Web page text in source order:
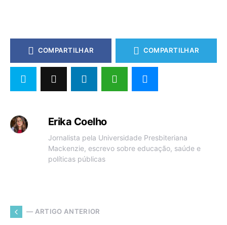
COMPARTILHAR COMPARTILHAR
Erika Coelho
Jornalista pela Universidade Presbiteriana
Mackenzie, escrevo sobre educação, saúde e
políticas públicas
— ARTIGO ANTERIOR